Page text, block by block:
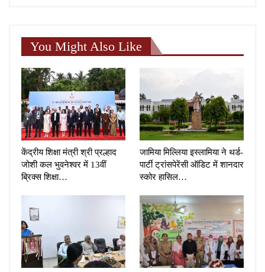
You Might Also Like
केंद्रीय शिक्षा मंत्री श्री प्रल्हाद
जोशी कल भुवनेश्वर में 13वीं
ब्रिक्स शिक्षा…
जामिया मिल्लिया इस्लामिया ने थर्ड-
पार्टी ट्रांसपेरेंसी ऑडिट में शानदार
स्कोर हासिल…